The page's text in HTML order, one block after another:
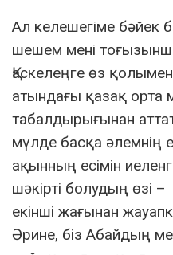
Ал келешегіме бәйек
шешем мені
Қаскелеңге өз
атындағы қазақ орта
табалдырығынан
мүлде басқа әлемнің
ақынның есімін
шәкірті болудың өзі
екінші жағынан
Әрине, біз Абайдың